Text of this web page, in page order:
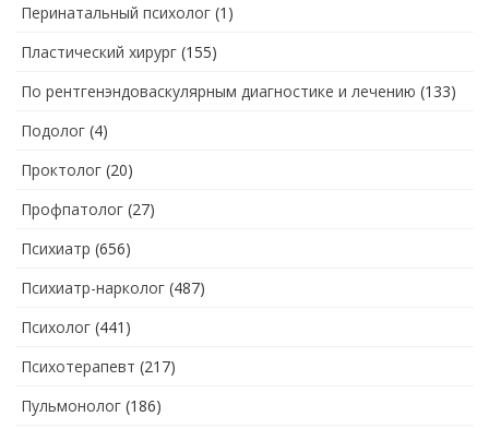
Перинатальный психолог (1)
Пластический хирург (155)
По рентгенэндоваскулярным диагностике и лечению (133)
Подолог (4)
Проктолог (20)
Профпатолог (27)
Психиатр (656)
Психиатр-нарколог (487)
Психолог (441)
Психотерапевт (217)
Пульмонолог (186)